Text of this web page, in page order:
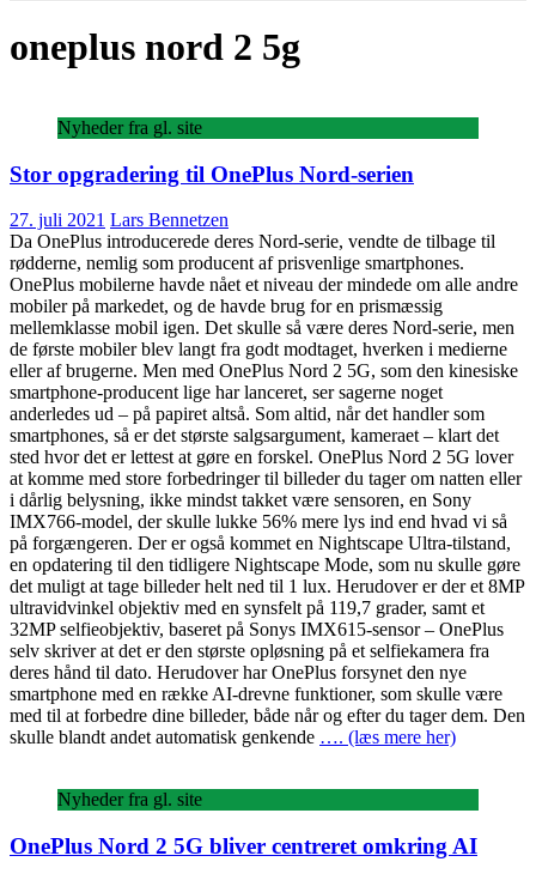
oneplus nord 2 5g
Nyheder fra gl. site
Stor opgradering til OnePlus Nord-serien
27. juli 2021 Lars Bennetzen
Da OnePlus introducerede deres Nord-serie, vendte de tilbage til
rødderne, nemlig som producent af prisvenlige smartphones.
OnePlus mobilerne havde nået et niveau der mindede om alle andre
mobiler på markedet, og de havde brug for en prismæssig
mellemklasse mobil igen. Det skulle så være deres Nord-serie, men
de første mobiler blev langt fra godt modtaget, hverken i medierne
eller af brugerne. Men med OnePlus Nord 2 5G, som den kinesiske
smartphone-producent lige har lanceret, ser sagerne noget
anderledes ud – på papiret altså. Som altid, når det handler som
smartphones, så er det største salgsargument, kameraet – klart det
sted hvor det er lettest at gøre en forskel. OnePlus Nord 2 5G lover
at komme med store forbedringer til billeder du tager om natten eller
i dårlig belysning, ikke mindst takket være sensoren, en Sony
IMX766-model, der skulle lukke 56% mere lys ind end hvad vi så
på forgængeren. Der er også kommet en Nightscape Ultra-tilstand,
en opdatering til den tidligere Nightscape Mode, som nu skulle gøre
det muligt at tage billeder helt ned til 1 lux. Herudover er der et 8MP
ultravidvinkel objektiv med en synsfelt på 119,7 grader, samt et
32MP selfieobjektiv, baseret på Sonys IMX615-sensor – OnePlus
selv skriver at det er den største opløsning på et selfiekamera fra
deres hånd til dato. Herudover har OnePlus forsynet den nye
smartphone med en række AI-drevne funktioner, som skulle være
med til at forbedre dine billeder, både når og efter du tager dem. Den
skulle blandt andet automatisk genkende …. (læs mere her)
Nyheder fra gl. site
OnePlus Nord 2 5G bliver centreret omkring AI